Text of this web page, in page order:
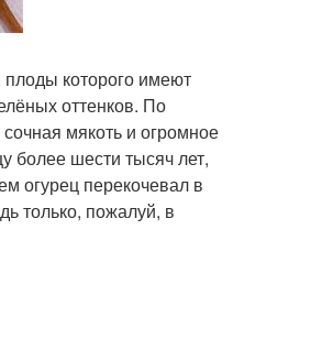
которого имеют
оттенков. По
мякоть и огромное
более шести тысяч лет,
огурец перекочевал в
только, пожалуй, в